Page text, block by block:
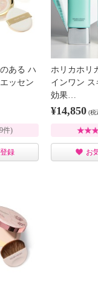
ある ハ
ッセン
件)
録
ホリカホリ
インワン ス
効果…
¥14,850 (税
お